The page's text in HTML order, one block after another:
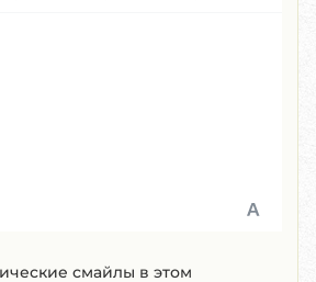
смайлы в этом